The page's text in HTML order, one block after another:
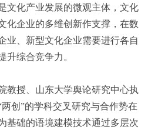
文化产业发展的微观主体，文化
化企业的多维创新作支撑，在数
业、新型文化企业需要进行各自
升综合竞争力。
授、山东大学舆论研究中心执
创”的学科交叉研究与合作势在
基础的语境建模技术通过多层次